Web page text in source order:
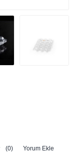
(0) Yorum Ekle